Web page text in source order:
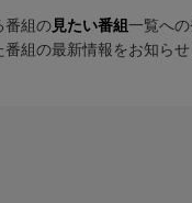
番組の 見たい番組 一覧へ
番組の最新情報をお知ら